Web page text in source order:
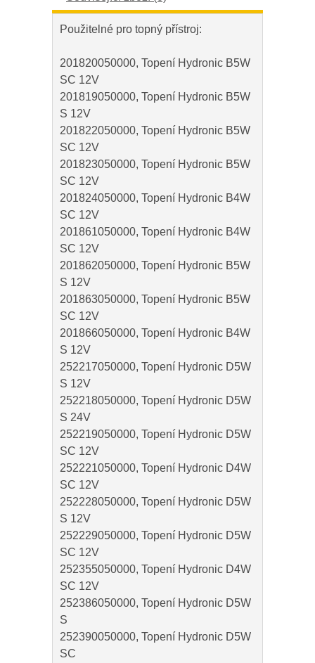
Použitelné pro topný přístroj:
201820050000, Topení Hydronic B5W
SC 12V
201819050000, Topení Hydronic B5W
S 12V
201822050000, Topení Hydronic B5W
SC 12V
201823050000, Topení Hydronic B5W
SC 12V
201824050000, Topení Hydronic B4W
SC 12V
201861050000, Topení Hydronic B4W
SC 12V
201862050000, Topení Hydronic B5W
S 12V
201863050000, Topení Hydronic B5W
SC 12V
201866050000, Topení Hydronic B4W
S 12V
252217050000, Topení Hydronic D5W
S 12V
252218050000, Topení Hydronic D5W
S 24V
252219050000, Topení Hydronic D5W
SC 12V
252221050000, Topení Hydronic D4W
SC 12V
252228050000, Topení Hydronic D5W
S 12V
252229050000, Topení Hydronic D5W
SC 12V
252355050000, Topení Hydronic D4W
SC 12V
252386050000, Topení Hydronic D5W
S
252390050000, Topení Hydronic D5W
SC